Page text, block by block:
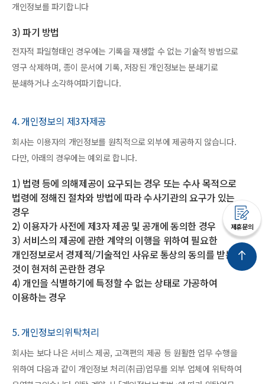
제휴문의
개인정보를 파기합니다
3) 파기 방법
전자적 파일형태인 경우에는 기록을 재생할 수 없는 기술적 방법으로
영구 삭제하며, 종이 문서에 기록, 저장된 개인정보는 분쇄기로
분쇄하거나 소각하여파기합니다.
4. 개인정보의 제3자제공
회사는 이용자의 개인정보를 원칙적으로 외부에 제공하지 않습니다.
다만, 아래의 경우에는 예외로 합니다.
1) 법령 등에 의해제공이 요구되는 경우 또는 수사 목적으로
법령에 정해진 절차와 방법에 따라 수사기관의 요구가 있는
경우
2) 이용자가 사전에 제3자 제공 및 공개에 동의한 경우
3) 서비스의 제공에 관한 계약의 이행을 위하여 필요한
개인정보로서 경제적/기술적인 사유로 통상의 동의를 받는
것이 현저히 곤란한 경우
4) 개인을 식별하기에 특정할 수 없는 상태로 가공하여
이용하는 경우
5. 개인정보의위탁처리
회사는 보다 나은 서비스 제공, 고객편의 제공 등 원활한 업무 수행을
위하여 다음과 같이 개인정보 처리(취급)업무를 외부 업체에 위탁하여